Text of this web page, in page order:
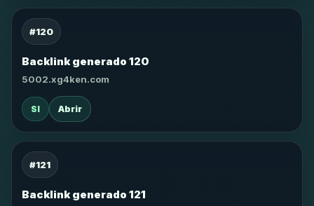
#120
Backlink generado 120
5002.xg4ken.com
SI Abrir
#121
Backlink generado 121